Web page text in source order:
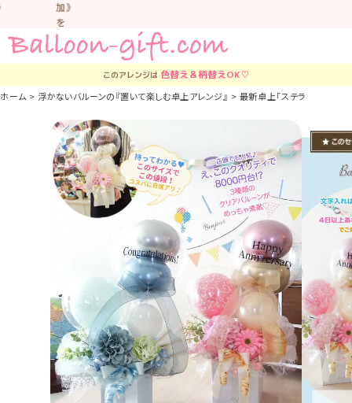
加》
を
お
す
す
し
い
ま
す。
車
中
な
う
気
を
つ
け
て
楽
このアレンジは 色替え＆柄替えOK♡
ホーム 浮かないバルーンの『置いて楽しむ卓上アレンジ』 最新卓上「ステラ・ボック